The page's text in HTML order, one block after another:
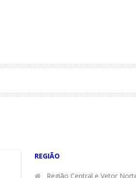
REGIÃO
Região Central e Vetor